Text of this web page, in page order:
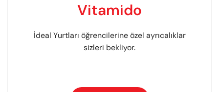
Vitamido
İdeal Yurtları öğrencilerine özel ayrıcalıklar
sizleri bekliyor.